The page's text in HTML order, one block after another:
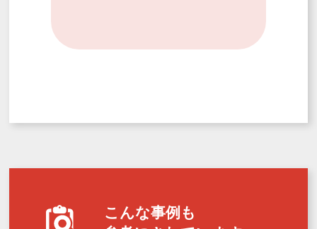
こんな事例も